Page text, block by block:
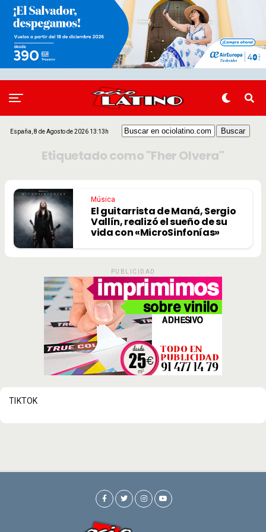
España, 8 de Agosto de 2026 13:13h
Etiquetado como "Fher Olvera"
Música
El guitarrista de Maná, Sergio
Vallín, realizó el sueño de su
vida con «MicroSinfonías»
PUBLICIDAD
TIKTOK